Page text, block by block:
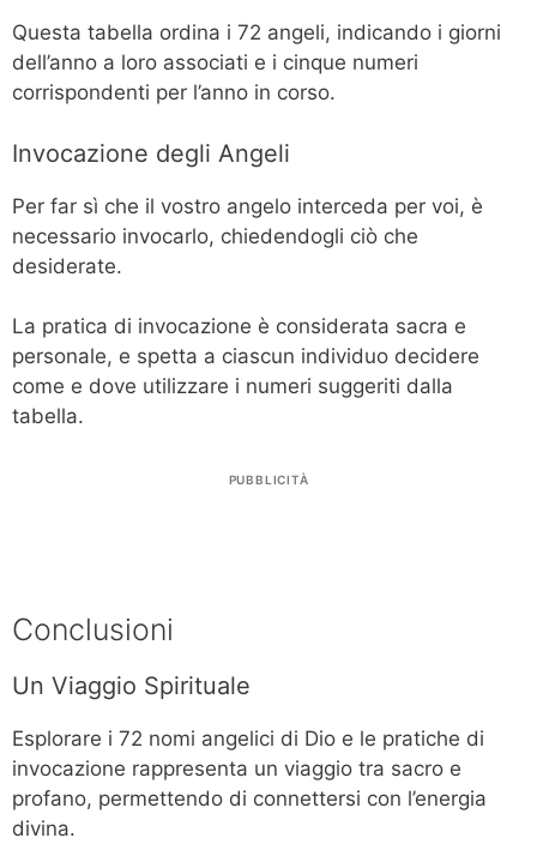
Questa tabella ordina i 72 angeli, indicando i giorni
dell’anno a loro associati e i cinque numeri
corrispondenti per l’anno in corso.
Invocazione degli Angeli
Per far sì che il vostro angelo interceda per voi, è
necessario invocarlo, chiedendogli ciò che
desiderate.
La pratica di invocazione è considerata sacra e
personale, e spetta a ciascun individuo decidere
come e dove utilizzare i numeri suggeriti dalla
tabella.
PUBBLICITÀ
Conclusioni
Un Viaggio Spirituale
Esplorare i 72 nomi angelici di Dio e le pratiche di
invocazione rappresenta un viaggio tra sacro e
profano, permettendo di connettersi con l’energia
divina.